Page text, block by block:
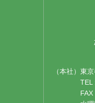
（本社）東
TEL :
FAX：